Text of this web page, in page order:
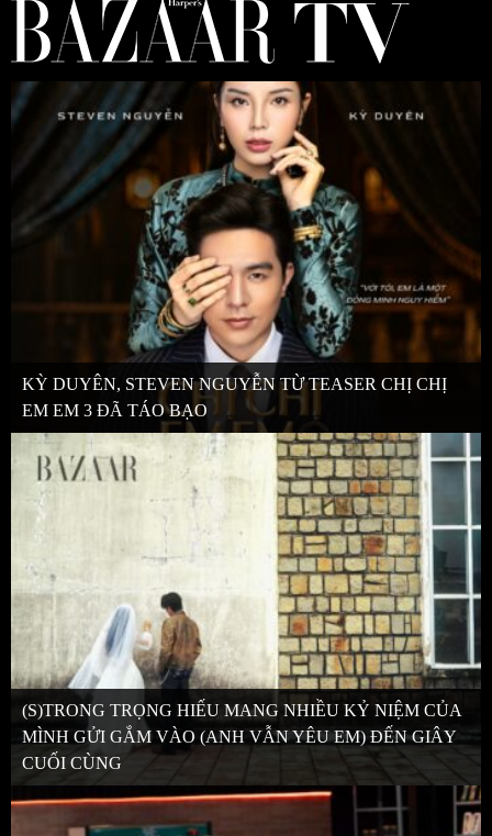
KỲ DUYÊN, STEVEN NGUYỄN TỪ TEASER CHỊ CHỊ
EM EM 3 ĐÃ TÁO BẠO
(S)TRONG TRỌNG HIẾU MANG NHIỀU KỶ NIỆM CỦA
MÌNH GỬI GẮM VÀO (ANH VẪN YÊU EM) ĐẾN GIÂY
CUỐI CÙNG